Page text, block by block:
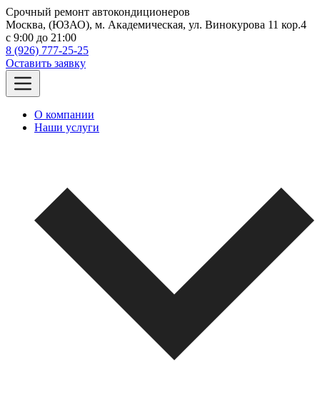
Срочный ремонт автокондиционеров
Москва, (ЮЗАО), м. Академическая, ул. Винокурова 11 кор.4
c 9:00 до 21:00
8 (926) 777-25-25
Оставить заявку
О компании
Наши услуги